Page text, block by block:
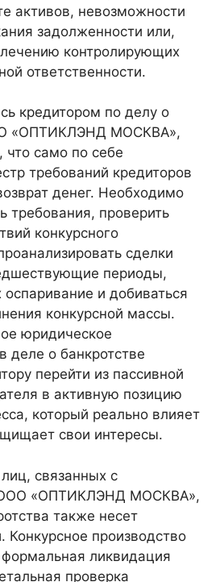
активов, невозможности
задолженности или,
контролирующих
ответственности.
кредитором по делу о
«ОПТИКЛЭНД МОСКВА»,
само по себе
требований кредиторов
денег. Необходимо
требования, проверить
конкурсного
сделки
периоды,
оспаривание и добиваться
конкурсной массы.
юридическое
деле о банкротстве
перейти из пассивной
в активную позицию
который реально влияет
свои интересы.
связанных с
ООО «ОПТИКЛЭНД МОСКВА»,
также несет
Конкурсное производство
ликвидация
проверка